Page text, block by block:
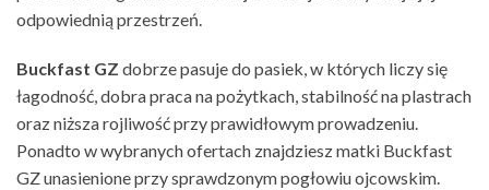
odpowiednią przestrzeń.
Buckfast GZ dobrze pasuje do pasiek, w których liczy się
łagodność, dobra praca na pożytkach, stabilność na plastrach
oraz niższa rojliwość przy prawidłowym prowadzeniu.
Ponadto w wybranych ofertach znajdziesz matki Buckfast
GZ unasienione przy sprawdzonym pogłowiu ojcowskim.